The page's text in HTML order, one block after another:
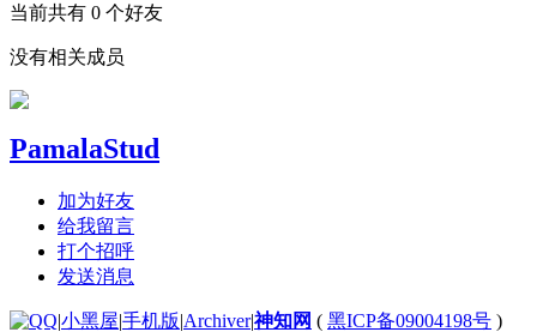
当前共有 0 个好友
没有相关成员
PamalaStud
加为好友
给我留言
打个招呼
发送消息
|小黑屋|手机版|Archiver|神知网 ( 黑ICP备09004198号 )